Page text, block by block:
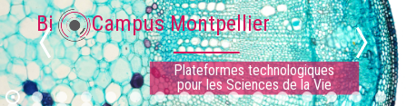
Bi Campus Montpellier
Plateformes technologiques
pour les Sciences de la Vie